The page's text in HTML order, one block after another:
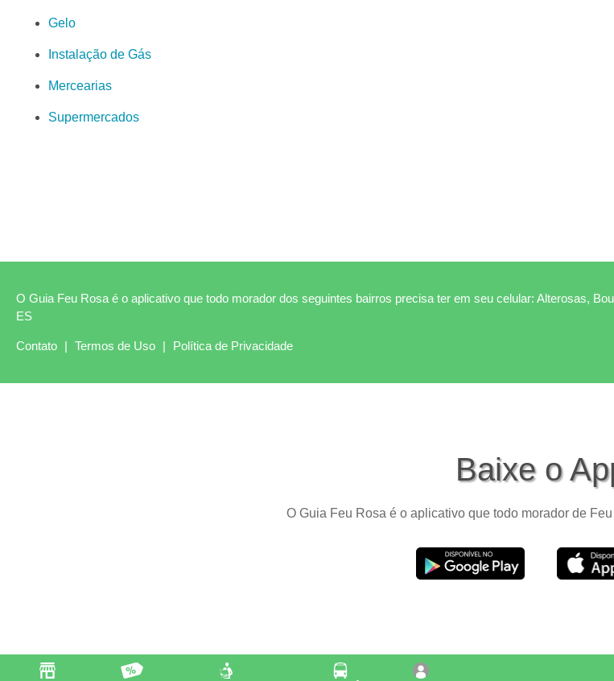
Gelo
Instalação de Gás
Mercearias
Supermercados
O Guia Feu Rosa é o aplicativo que todo morador dos seguintes bairros precisa ter em seu celular: Alterosas,
ES
Contato | Termos de Uso | Política de Privacidade
Baixe o
O Guia Feu Rosa é o aplicativo que todo morador de